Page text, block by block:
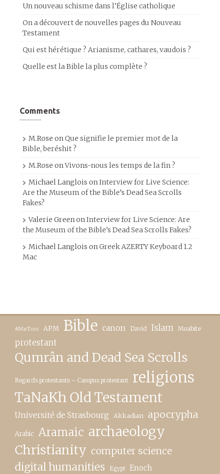
Un nouveau schisme dans l’Église catholique
On a découvert de nouvelles pages du Nouveau
Testament
Qui est hérétique ? Arianisme, cathares, vaudois ?
Quelle est la Bible la plus complète ?
Comments
M.Rose onQue signifie le premier mot de la
Bible, beréshit ?
M.Rose onVivons-nous les temps de la fin ?
Michael Langlois onInterview for Live Science:
Are the Museum of the Bible’s Dead Sea Scrolls
Fakes?
Valerie GreenonInterview for Live Science: Are
the Museum of the Bible’s Dead Sea Scrolls Fakes?
Michael Langlois onGreek AZERTY Keyboard 1.2
Mac
#MeToo APM Bible canon David Islam Moabite
protestant
Qumrân and Dead Sea Scrolls
Regards protestants – Campus protestant religions
TaNaKh Old Testament
Université de Strasbourg Akkadian apocrypha
Arabic Aramaic archaeology
Christianity computer science
digital humanities Egypt Enoch